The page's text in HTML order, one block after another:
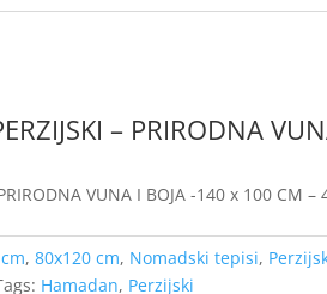
– PRIRODNA
VUNA I BOJA -140 x 100 CM –
,80x120 cm, Nomadski tepisi,
Hamadan, Perzijski